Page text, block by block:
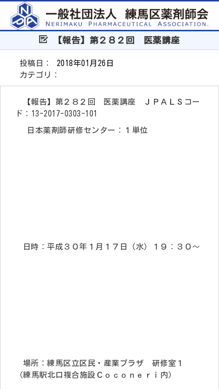
【報告】第２８２回 医薬講座
投稿日：
2018年01月26日
カテゴリ：
【報告】第２８２回 医薬講座 ＪＰＡＬＳコー
ド：13-2017-0303-101
日本薬剤師研修センター：１単位
日時：平成３０年１月１７日（水）１９：３０～
場所：練馬区立区民・産業プラザ 研修室１
（練馬駅北口複合施設Ｃｏｃｏｎｅｒｉ内）